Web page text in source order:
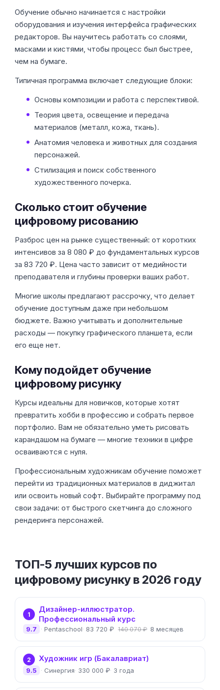
Обучение обычно начинается с настройки
оборудования и изучения интерфейса графических
редакторов. Вы научитесь работать со слоями,
масками и кистями, чтобы процесс был быстрее,
чем на бумаге.
Типичная программа включает следующие блоки:
Основы композиции и работа с перспективой.
Теория цвета, освещение и передача
материалов (металл, кожа, ткань).
Анатомия человека и животных для создания
персонажей.
Стилизация и поиск собственного
художественного почерка.
Сколько стоит обучение
цифровому рисованию
Разброс цен на рынке существенный: от коротких
интенсивов за 8 080 ₽ до фундаментальных курсов
за 83 720 ₽. Цена часто зависит от медийности
преподавателя и глубины проверки ваших работ.
Многие школы предлагают рассрочку, что делает
обучение доступным даже при небольшом
бюджете. Важно учитывать и дополнительные
расходы — покупку графического планшета, если
его еще нет.
Кому подойдет обучение
цифровому рисунку
Курсы идеальны для новичков, которые хотят
превратить хобби в профессию и собрать первое
портфолио. Вам не обязательно уметь рисовать
карандашом на бумаге — многие техники в цифре
осваиваются с нуля.
Профессиональным художникам обучение поможет
перейти из традиционных материалов в диджитал
или освоить новый софт. Выбирайте программу под
свои задачи: от быстрого скетчинга до сложного
рендеринга персонажей.
ТОП-5 лучших курсов по
цифровому рисунку в 2026 году
1
Дизайнер-иллюстратор.
Профессиональный курс
Pentaschool 83 720 ₽ 140 070 ₽ 8 месяцев
9.7
2 Художник игр (Бакалавриат)
Синергия 330 000 ₽ 3 года
9.5